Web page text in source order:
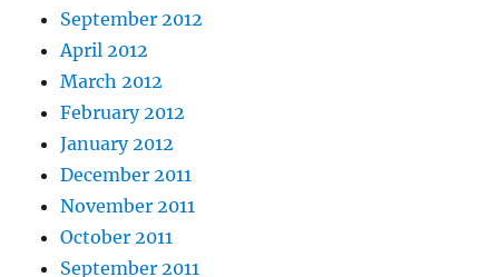
September 2012
April 2012
March 2012
February 2012
January 2012
December 2011
November 2011
October 2011
September 2011